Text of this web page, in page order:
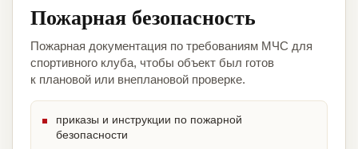
Пожарная безопасность
Пожарная документация по требованиям МЧС для
спортивного клуба, чтобы объект был готов
к плановой или внеплановой проверке.
приказы и инструкции по пожарной
безопасности